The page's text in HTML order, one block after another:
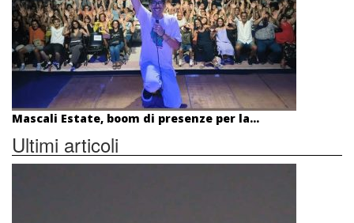
Mascali Estate, boom di presenze per la...
Ultimi articoli